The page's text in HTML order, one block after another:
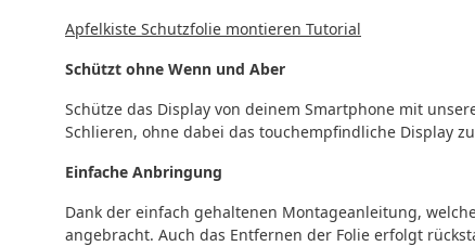
Apfelkiste Schutzfolie montieren Tutorial
Schützt ohne Wenn und Aber
Schütze das Display von deinem Smartphone mit
Schlieren, ohne dabei das touchempfindliche Display
Einfache Anbringung
Dank der einfach gehaltenen Montageanleitung,
angebracht. Auch das Entfernen der Folie erfolgt